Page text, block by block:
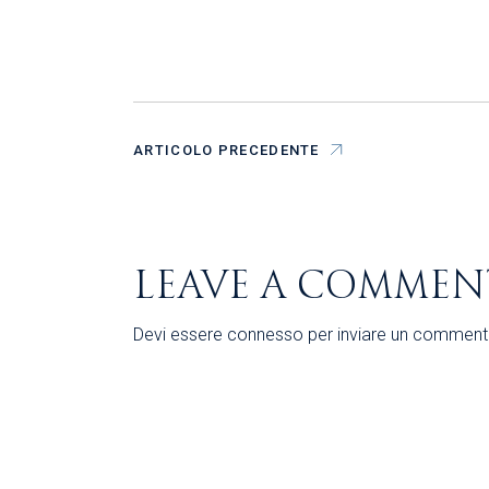
ARTICOLO PRECEDENTE
LEAVE A
Devi essere connesso per inviare un